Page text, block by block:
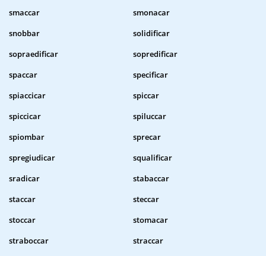
smaccar
smonacar
snobbar
solidificar
sopraedificar
sopredificar
spaccar
specificar
spiaccicar
spiccar
spiccicar
spiluccar
spiombar
sprecar
spregiudicar
squalificar
sradicar
stabaccar
staccar
steccar
stoccar
stomacar
straboccar
straccar